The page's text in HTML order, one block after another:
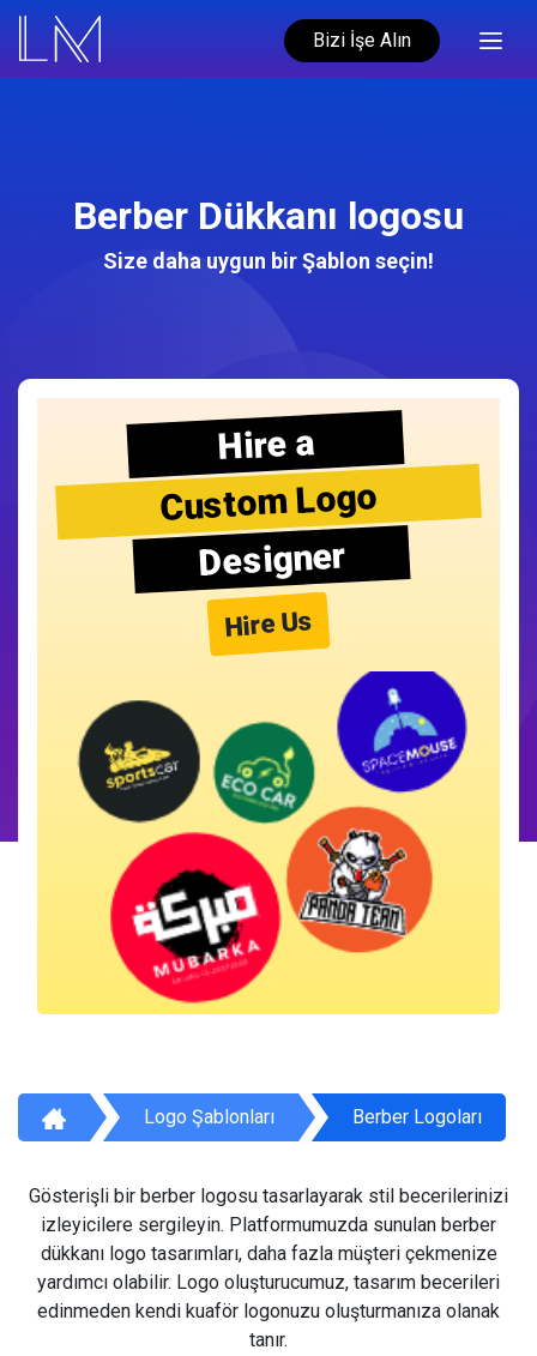
Bizi İşe Alın
Berber Dükkanı logosu
Size daha uygun bir Şablon seçin!
Hire a
Custom Logo
Designer
Hire Us
Logo Şablonları Berber Logoları
Gösterişli bir berber logosu tasarlayarak stil becerilerinizi
izleyicilere sergileyin. Platformumuzda sunulan berber
dükkanı logo tasarımları, daha fazla müşteri çekmenize
yardımcı olabilir. Logo oluşturucumuz, tasarım becerileri
edinmeden kendi kuaför logonuzu oluşturmanıza olanak
tanır.